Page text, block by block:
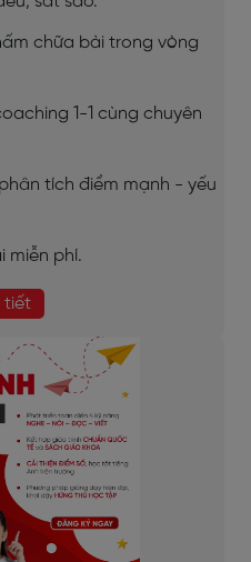
chữa bài trong vòng
1-1 cùng chuyên
tích điểm mạnh - yếu
miễn phí.
tiết